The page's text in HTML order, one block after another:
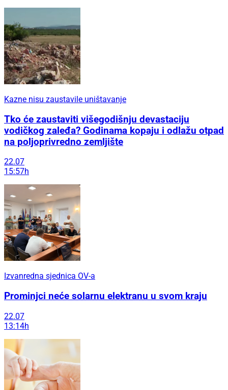
Kazne nisu zaustavile uništavanje
Tko će zaustaviti višegodišnju devastaciju
vodičkog zaleđa? Godinama kopaju i odlažu otpad
na poljoprivredno zemljište
22.07
15:57h
Izvanredna sjednica OV-a
Prominjci neće solarnu elektranu u svom kraju
22.07
13:14h